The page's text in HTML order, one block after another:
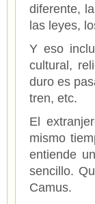
diferente,
las leyes,
Y eso
cultural,
duro es
tren, etc.
El
mismo
entiende
sencillo.
Camus.